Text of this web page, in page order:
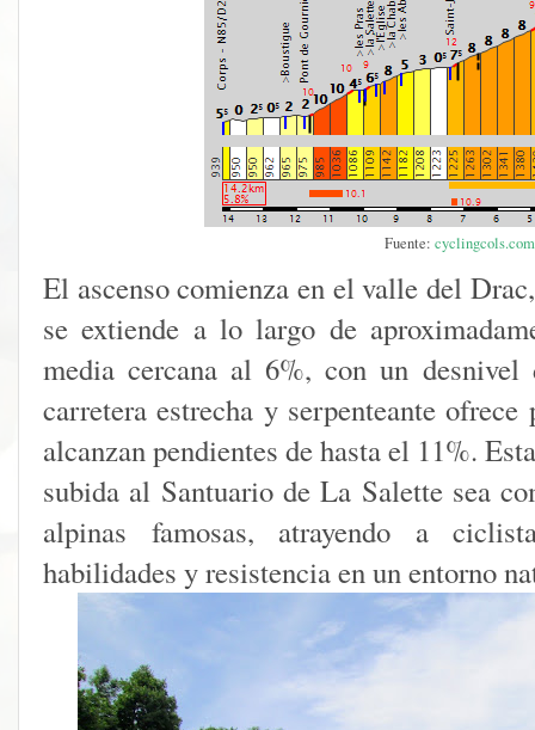
Fuente: cyclingcols.com
El ascenso comienza en el valle del
se extiende a lo largo de
media cercana al 6%, con un
carretera estrecha y serpenteante
alcanzan pendientes de hasta el 11%.
subida al Santuario de La Salette sea
alpinas famosas, atrayendo a
habilidades y resistencia en un entorno